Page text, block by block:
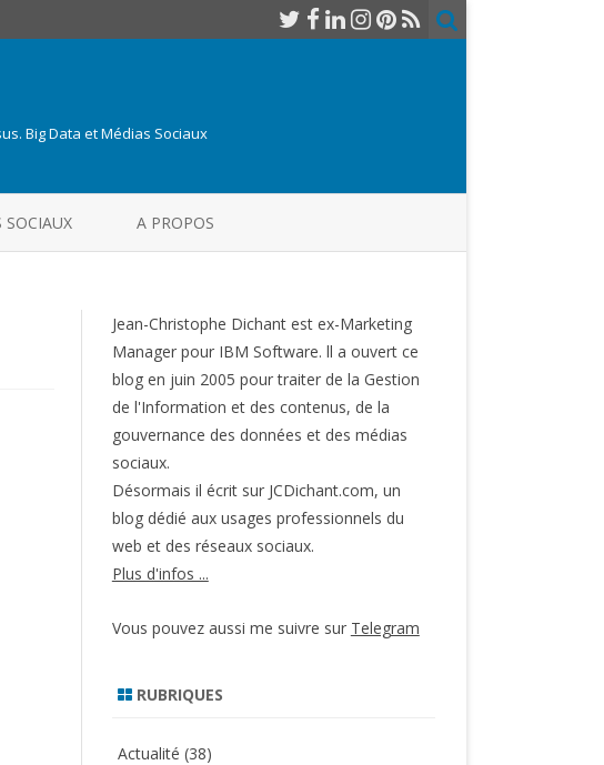
Big Data et Médias Sociaux
SOCIAUX A PROPOS
Jean-Christophe Dichant est ex-Marketing
Manager pour IBM Software. ll a ouvert ce
blog en juin 2005 pour traiter de la Gestion
de l'Information et des contenus, de la
gouvernance des données et des médias
sociaux.
Désormais il écrit sur JCDichant.com, un
blog dédié aux usages professionnels du
web et des réseaux sociaux.
Plus d'infos ...
Vous pouvez aussi me suivre sur Telegram
RUBRIQUES
Actualité (38)